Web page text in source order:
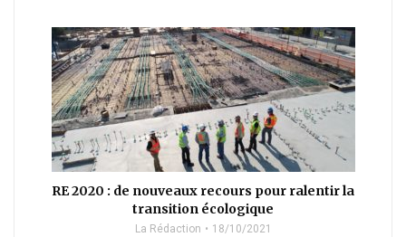
RE 2020 : de nouveaux recours pour ralentir la
transition écologique
La Rédaction 18/10/2021